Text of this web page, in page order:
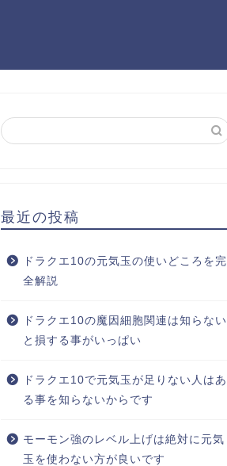
最近の投稿
ドラクエ10の元気玉の使いどころを完
全解説
ドラクエ10の魔因細胞関連は知らない
と損する事がいっぱい
ドラクエ10で元気玉が足りない人はあ
る事を知らないからです
モーモン強のレベル上げは絶対に元気
玉を使わない方が良いです